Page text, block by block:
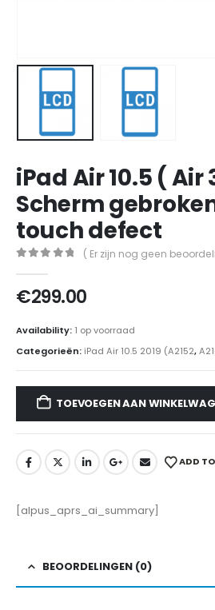
iPad Air 10.5 ( Air
Scherm
touch defect
( Er zijn nog geen
€299.00
Availability: 1 op voorraad
Categorieën: iPad Air 10.5 2019 (A2152,
TOEVOEGEN AAN
ADD
[alpus_aprs_ai_summary]
BEOORDELINGEN (0)